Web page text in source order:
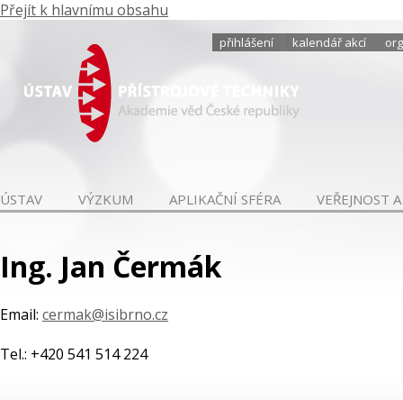
Přejít k hlavnímu obsahu
přihlášení kalendář akcí
ÚSTAV VÝZKUM APLIKAČNÍ SFÉRA VEŘEJNOST
Ing. Jan Čermák
Email: cermak@isibrno.cz
Tel.: +420 541 514 224